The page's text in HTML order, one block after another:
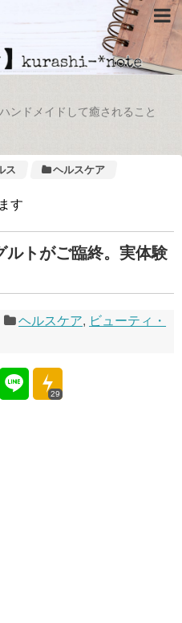
ンドメイドして癒されること
ス ヘルスケア
す
ルトがご臨終。実体験
ヘルスケア, ビューティ・
29